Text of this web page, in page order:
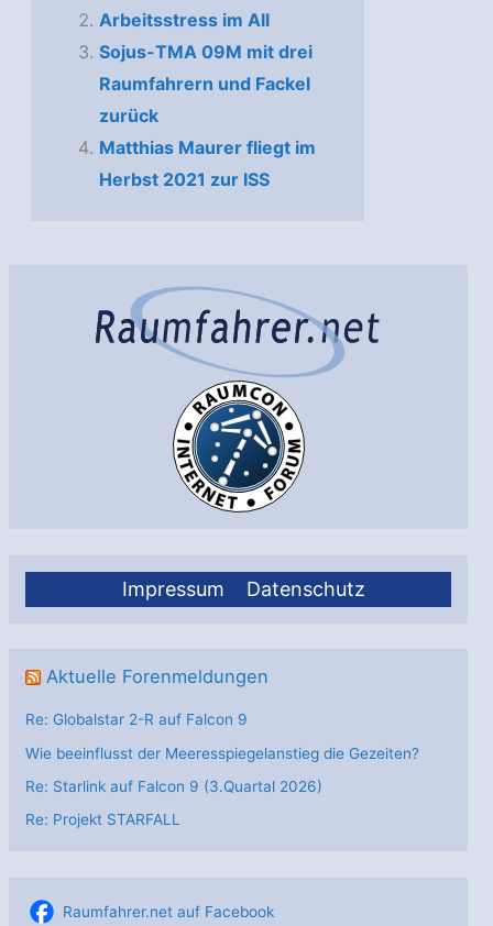
Impressum Datenschutz
Aktuelle Forenmeldungen
Re: Globalstar 2-R auf Falcon 9
Wie beeinflusst der Meeresspiegelanstieg die Gezeiten?
Re: Starlink auf Falcon 9 (3.Quartal 2026)
Re: Projekt STARFALL
Raumfahrer.net auf Facebook
Arbeitsstress im All
Sojus-TMA 09M mit drei
Raumfahrern und Fackel
zurück
Mat­thi­as Mau­rer fliegt im
Herbst 2021 zur ISS